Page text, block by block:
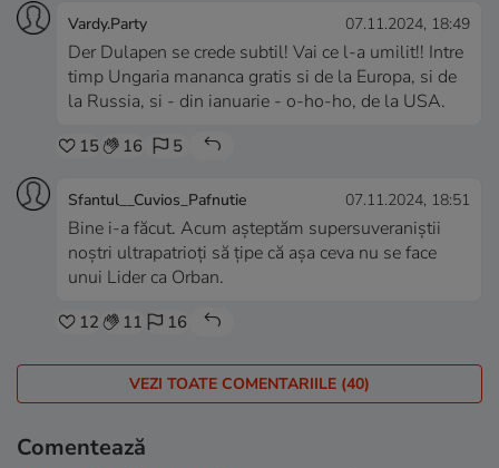
Vardy.Party 07.11.2024, 18:49
Der Dulapen se crede subtil! Vai ce l-a umilit!! Intre
timp Ungaria mananca gratis si de la Europa, si de
la Russia, si - din ianuarie - o-ho-ho, de la USA.
15 16 5
Sfantul__Cuvios_Pafnutie 07.11.2024, 18:51
Bine i-a făcut. Acum aşteptăm supersuveraniştii
noştri ultrapatrioţi să ţipe că aşa ceva nu se face
unui Lider ca Orban.
12 11 16
VEZI TOATE COMENTARIILE (40)
Comentează